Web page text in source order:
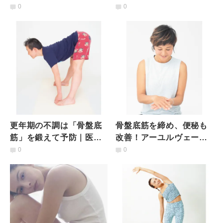
を鍛えるべき理由とは
0
筋を鍛える方法
0
更年期の不調は「骨盤底
筋」を鍛えて予防｜医師
に聞くトレーニング法
0
骨盤底筋を締め、便秘も
改善！アーユルヴェーダ
式「膣マッサージ」を始
0